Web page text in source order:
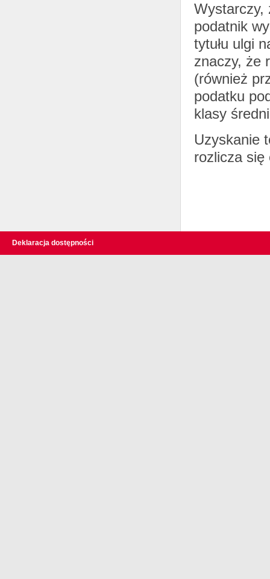
Wystarczy,
podatnik
tytułu ulgi
znaczy, że
(również
podatku
klasy
Uzyskanie
rozlicza się
Deklaracja dostępności